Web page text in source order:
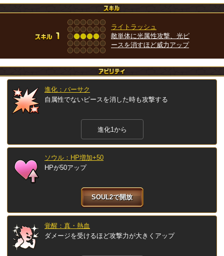
ライトラッシュ
敵単体に光属性攻撃、光ピ
ースを消すほど威力アップ
進化：バーサク
自属性でないピースを消した時も攻撃する
進化1から
ソウル：HP増加+50
HPが50アップ
SOUL2で開放
覚醒：真・熱血
ダメージを受けるほど攻撃力が大きくアップ